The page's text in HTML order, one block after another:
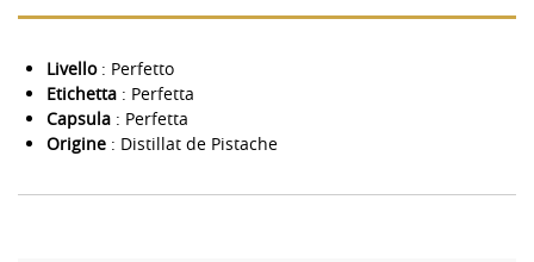
Livello: Perfetto
Etichetta : Perfetta
Capsula : Perfetta
Origine : Distillat de Pistache